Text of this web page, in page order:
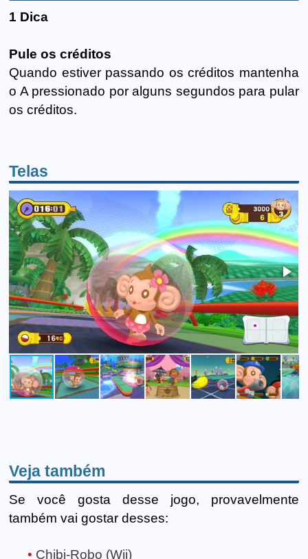
1 Dica
Pule os créditos
Quando estiver passando os créditos mantenha
o A pressionado por alguns segundos para pular
os créditos.
Telas
Veja também
Se você gosta desse jogo, provavelmente
também vai gostar desses:
Chibi-Robo (Wii)